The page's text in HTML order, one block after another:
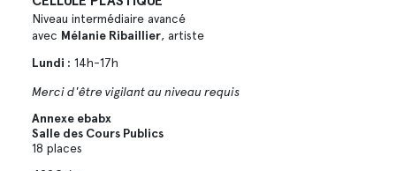
Niveau intermédiaire avancé
avec Mélanie Ribaillier, artiste
Lundi : 14h-17h
Merci d'être vigilant au niveau requis
Annexe ebabx
Salle des Cours Publics
18 places